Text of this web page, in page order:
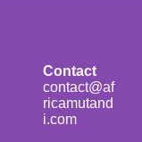
Contact
contact@af
ricamutand
i.com